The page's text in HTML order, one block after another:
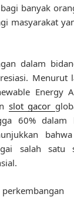
banyak
masyarakat
dalam
Menurut
Energy
slot gacor
60%
salah satu